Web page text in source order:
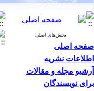
بخش‌های اصلی
صفحه اصلی
اطلاعات نشریه
آرشیو مجله و مقالات
برای نویسندگان